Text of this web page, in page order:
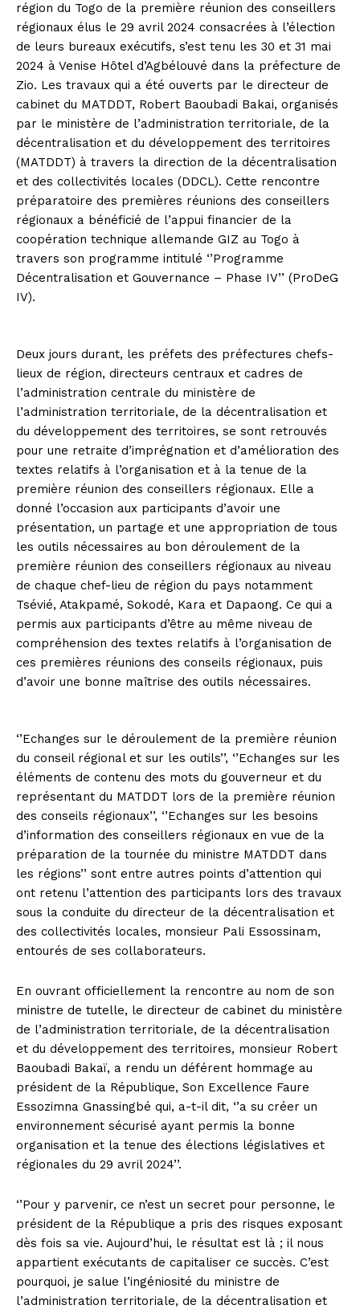
région du Togo de la première réunion des conseillers
régionaux élus le 29 avril 2024 consacrées à l’élection
de leurs bureaux exécutifs, s’est tenu les 30 et 31 mai
2024 à Venise Hôtel d’Agbélouvé dans la préfecture de
Zio. Les travaux qui a été ouverts par le directeur de
cabinet du MATDDT, Robert Baoubadi Bakai, organisés
par le ministère de l’administration territoriale, de la
décentralisation et du développement des territoires
(MATDDT) à travers la direction de la décentralisation
et des collectivités locales (DDCL). Cette rencontre
préparatoire des premières réunions des conseillers
régionaux a bénéficié de l’appui financier de la
coopération technique allemande GIZ au Togo à
travers son programme intitulé ‘’Programme
Décentralisation et Gouvernance – Phase IV’’ (ProDeG
IV).
Deux jours durant, les préfets des préfectures chefs-
lieux de région, directeurs centraux et cadres de
l’administration centrale du ministère de
l’administration territoriale, de la décentralisation et
du développement des territoires, se sont retrouvés
pour une retraite d’imprégnation et d’amélioration des
textes relatifs à l’organisation et à la tenue de la
première réunion des conseillers régionaux. Elle a
donné l’occasion aux participants d’avoir une
présentation, un partage et une appropriation de tous
les outils nécessaires au bon déroulement de la
première réunion des conseillers régionaux au niveau
de chaque chef-lieu de région du pays notamment
Tsévié, Atakpamé, Sokodé, Kara et Dapaong. Ce qui a
permis aux participants d’être au même niveau de
compréhension des textes relatifs à l’organisation de
ces premières réunions des conseils régionaux, puis
d’avoir une bonne maîtrise des outils nécessaires.
‘’Echanges sur le déroulement de la première réunion
du conseil régional et sur les outils’’, ‘’Echanges sur les
éléments de contenu des mots du gouverneur et du
représentant du MATDDT lors de la première réunion
des conseils régionaux’’, ‘’Echanges sur les besoins
d’information des conseillers régionaux en vue de la
préparation de la tournée du ministre MATDDT dans
les régions’’ sont entre autres points d’attention qui
ont retenu l’attention des participants lors des travaux
sous la conduite du directeur de la décentralisation et
des collectivités locales, monsieur Pali Essossinam,
entourés de ses collaborateurs.
En ouvrant officiellement la rencontre au nom de son
ministre de tutelle, le directeur de cabinet du ministère
de l’administration territoriale, de la décentralisation
et du développement des territoires, monsieur Robert
Baoubadi Bakaï, a rendu un déférent hommage au
président de la République, Son Excellence Faure
Essozimna Gnassingbé qui, a-t-il dit, ‘’a su créer un
environnement sécurisé ayant permis la bonne
organisation et la tenue des élections législatives et
régionales du 29 avril 2024’’.
‘’Pour y parvenir, ce n’est un secret pour personne, le
président de la République a pris des risques exposant
dès fois sa vie. Aujourd’hui, le résultat est là ; il nous
appartient exécutants de capitaliser ce succès. C’est
pourquoi, je salue l’ingéniosité du ministre de
l’administration territoriale, de la décentralisation et